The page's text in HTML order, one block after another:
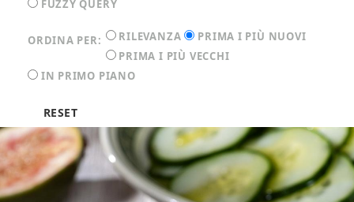
FUZZY QUERY
ORDINA PER: RILEVANZA
PRIMA I PIÙ NUOVI
PRIMA I PIÙ VECCHI
IN PRIMO PIANO
RESET
Filtri selezionati
Utilizza i filtri